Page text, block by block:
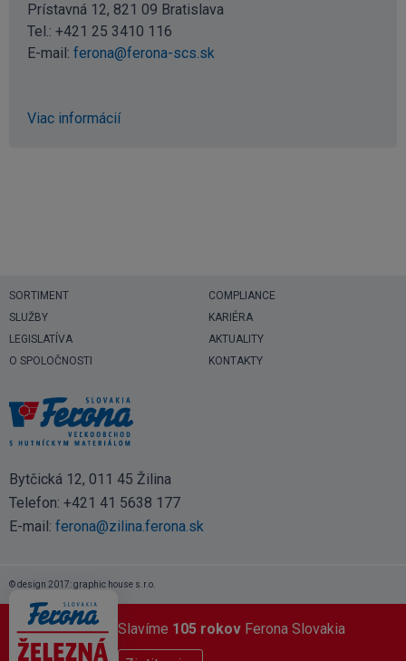
Prístavná 12, 821 09 Bratislava
Tel.: +421 25 3410 116
E-mail: ferona@ferona-scs.sk
Viac informácií
SORTIMENT
SLUŽBY
LEGISLATÍVA
O SPOLOČNOSTI
COMPLIANCE
KARIÉRA
AKTUALITY
KONTAKTY
Bytčická 12, 011 45 Žilina
Telefon: +421 41 5638 177
E-mail: ferona@zilina.ferona.sk
© design 2017: graphic house s.r.o.
Slavíme 105 rokov Ferona Slovakia